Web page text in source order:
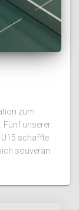
zum
Fünf unserer
U15 schaffte
souverän.